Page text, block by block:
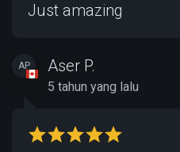
Just amazing
AP Aser P.
5 tahun yang lalu